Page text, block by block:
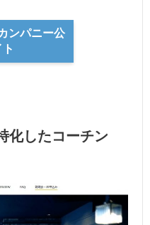
ンパニー公
化したコーチン